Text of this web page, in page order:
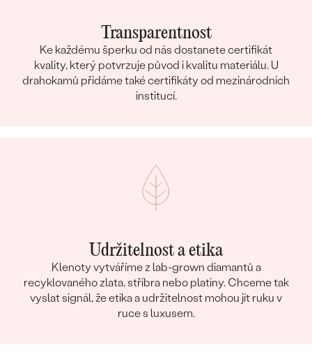
Transparentnost
Ke každému šperku od nás dostanete certifikát
kvality, který potvrzuje původ i kvalitu materiálu. U
drahokamů přidáme také certifikáty od mezinárodních
institucí.
Udržitelnost a etika
Klenoty vytváříme z lab-grown diamantů a
recyklovaného zlata, stříbra nebo platiny. Chceme tak
vyslat signál, že etika a udržitelnost mohou jít ruku v
ruce s luxusem.